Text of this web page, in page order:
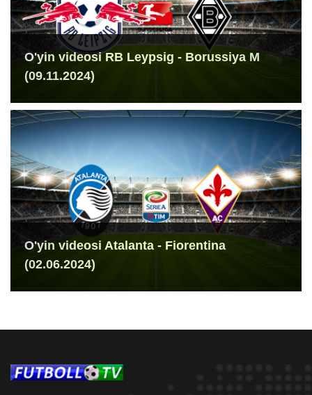
O'yin videosi RB Leypsig - Borussiya M
(09.11.2024)
O'yin videosi Atalanta - Fiorentina
(02.06.2024)